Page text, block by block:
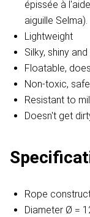
épissée à
aiguille Selma).
Lightweight
Silky, shiny
Floatable,
Non-toxic,
Resistant to
Doesn't get
Rope
Diameter Ø =